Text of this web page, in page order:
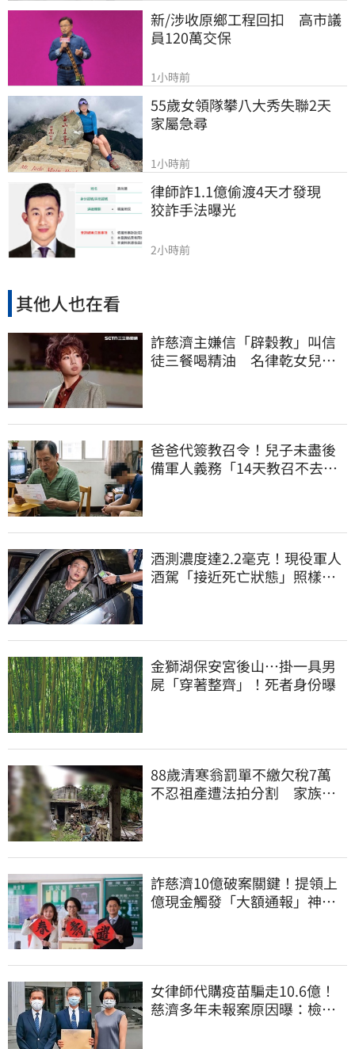
新/涉收原鄉工程回扣　高市議
員120萬交保
1小時前
55歲女領隊攀八大秀失聯2天
家屬急尋
1小時前
律師詐1.1億偷渡4天才發現
狡詐手法曝光
2小時前
其他人也在看
詐慈濟主嫌信「辟穀教」叫信
徒三餐喝精油 名律乾女兒卻
爸爸代簽教召令！兒子未盡後
備軍人義務「14天教召不去」
酒測濃度達2.2毫克！現役軍人
酒駕「接近死亡狀態」照樣開
金獅湖保安宮後山…掛一具男
屍「穿著整齊」！死者身份曝
88歲清寒翁罰單不繳欠稅7萬
不忍祖產遭法拍分割 家族按
詐慈濟10億破案關鍵！提領上
億現金觸發「大額通報」神鬼
女律師代購疫苗騙走10.6億！
慈濟多年未報案原因曝：檢警